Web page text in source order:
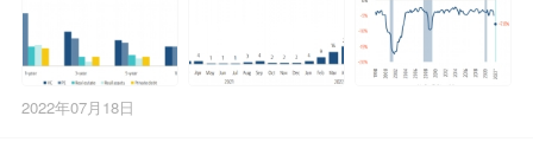
2022年07月18日